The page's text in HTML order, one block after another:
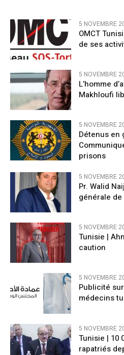
5 NOVEMBRE
OMCT
de ses
5 NOVEMBRE
L’homme
Makhloufi
5 NOVEMBRE
Détenus en
prisons
5 NOVEMBRE
Pr. Walid
générale de
5 NOVEMBRE
Tunisie |
caution
5 NOVEMBRE
Publicité
médecins
5 NOVEMBRE
Tunisie | 10
rapatriés